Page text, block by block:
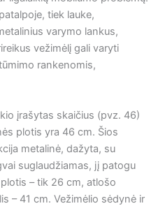
tiek lauke,
varymo lankus,
vežimėlį gali varyti
rankenomis,
įrašytas skaičius (pvz. 46)
plotis yra 46 cm. Šios
metalinė, dažyta, su
suglaudžiamas, jį patogu
– tik 26 cm, atlošo
– 41 cm. Vežimėlio sėdynė ir